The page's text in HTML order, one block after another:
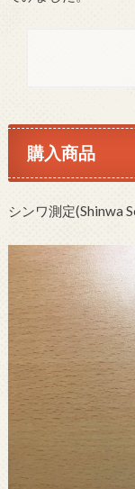
購入商品
シンワ測定(Shinwa